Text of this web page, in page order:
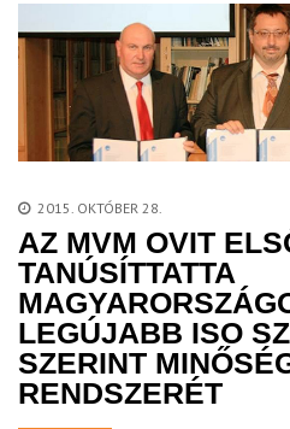
2015. OKTÓBER 28.
AZ MVM OVIT
TANÚSÍTTATTA
LEGÚJABB ISO
SZERINT
RENDSZERÉT